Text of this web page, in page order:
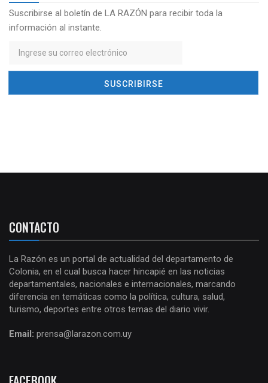
Suscribirse al boletín de LA RAZÓN para recibir toda la
información al instante.
CONTACTO
La Razón es un portal de actualidad del departamento de
Colonia, en el cual busca hacer hincapié en las noticias
departamentales, nacionales e internacionales, marcando
diferencia en temáticas como la política, cultura, salud,
turismo, deportes entre otros temas del diario vivir.
Email: prensa@larazon.com.uy